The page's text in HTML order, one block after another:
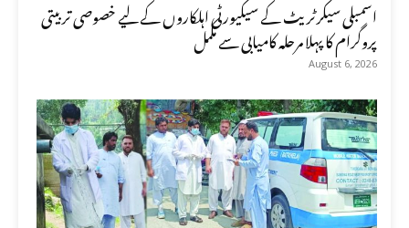
اسمبلی سیکرٹریٹ کے سیکیورٹی اہلکاروں کے لیے خصوصی تربیتی
پروگرام کا پہلا مرحلہ کامیابی سے مکمل
August 6, 2026